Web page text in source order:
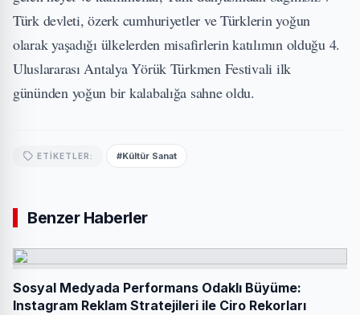
Türk devleti, özerk cumhuriyetler ve Türklerin yoğun
olarak yaşadığı ülkelerden misafirlerin katılımın olduğu 4.
Uluslararası Antalya Yörük Türkmen Festivali ilk
gününden yoğun bir kalabalığa sahne oldu.
ETIKETLER: #Kültür Sanat
Benzer Haberler
Sosyal Medyada Performans Odaklı Büyüme:
Instagram Reklam Stratejileri ile Ciro Rekorları